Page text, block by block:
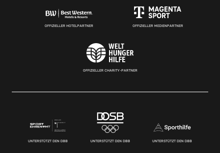
OFFIZIELLER HOTELPARTNER OFFIZIELLER MEDIENPARTNER
OFFIZIELLER CHARITY-PARTNER
UNTERSTÜTZT DEN DBB UNTERSTÜTZT DEN DBB UNTERSTÜTZT DEN DBB